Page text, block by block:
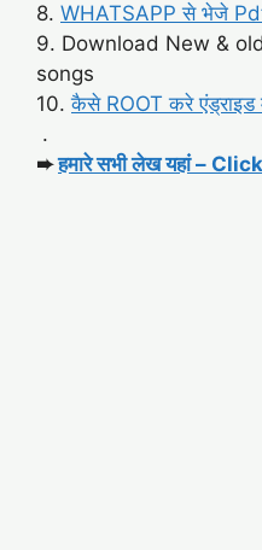
8. WHATSAPP से भेजे
9. Download New &
songs
10.कैसे ROOT करे एंड्राइड
.
➨हमारे सभी लेख यहां –